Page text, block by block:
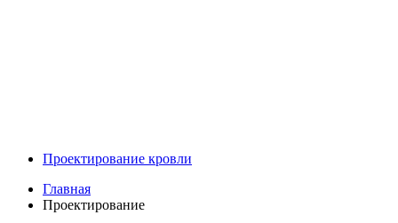
Проектирование кровли
Главная
Проектирование